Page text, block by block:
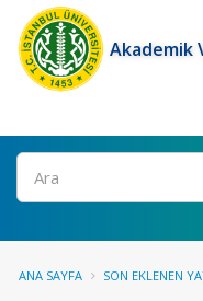
Akademik
Ara
ANA SAYFA SON EKLENEN